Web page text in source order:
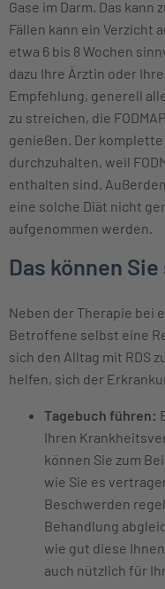
Gase im Darm. Das
Fällen kann ein Verzicht
etwa 6 bis 8 Wochen
dazu Ihre Ärztin oder
Empfehlung, generell
zu streichen, die
genießen. Der
durchzuhalten, weil
enthalten sind.
eine solche Diät nicht
aufgenommen werden.
Das können
Neben der Therapie bei
Betroffene selbst eine
sich den Alltag mit RDS
helfen, sich der
Tagebuch führen:
Ihren
können Sie zum
wie Sie es
Beschwerden
Behandlung
wie gut diese
auch nützlich für